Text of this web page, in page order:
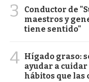
3
Conductor de
maestros y
tiene sentido"
4 Hígado graso:
ayudar a
hábitos que